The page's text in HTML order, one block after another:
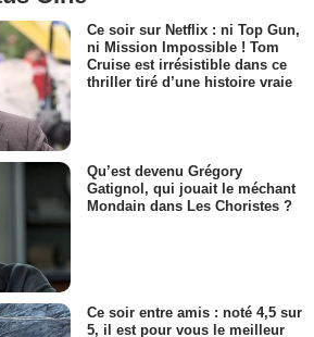
Ce soir sur Netflix : ni Top Gun,
ni Mission Impossible ! Tom
Cruise est irrésistible dans ce
thriller tiré d’une histoire vraie
Qu’est devenu Grégory
Gatignol, qui jouait le méchant
Mondain dans Les Choristes ?
Ce soir entre amis : noté 4,5 sur
5, il est pour vous le meilleur